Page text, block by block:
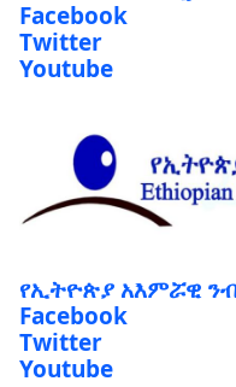
Facebook
Twitter
Youtube
የኢትዮጵያ አእምሯዊ
Facebook
Twitter
Youtube